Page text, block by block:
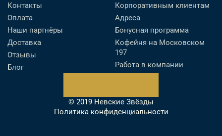
Контакты
Оплата
Наши партнёры
Доставка
Отзывы
Блог
Корпоративным клиентам
Адреса
Бонусная программа
Кофейня на Московском
197
Работа в компании
© 2019 Невские Звёзды
Политика конфиденциальности